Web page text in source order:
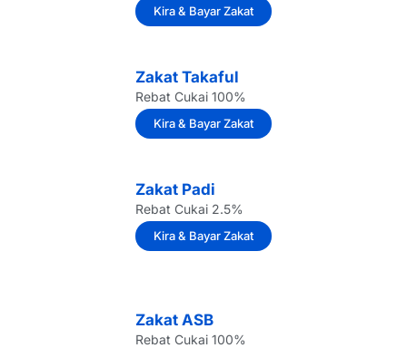
Kira & Bayar Zakat
Zakat Takaful
Rebat Cukai 100%
Kira & Bayar Zakat
Zakat Padi
Rebat Cukai 2.5%
Kira & Bayar Zakat
Zakat ASB
Rebat Cukai 100%